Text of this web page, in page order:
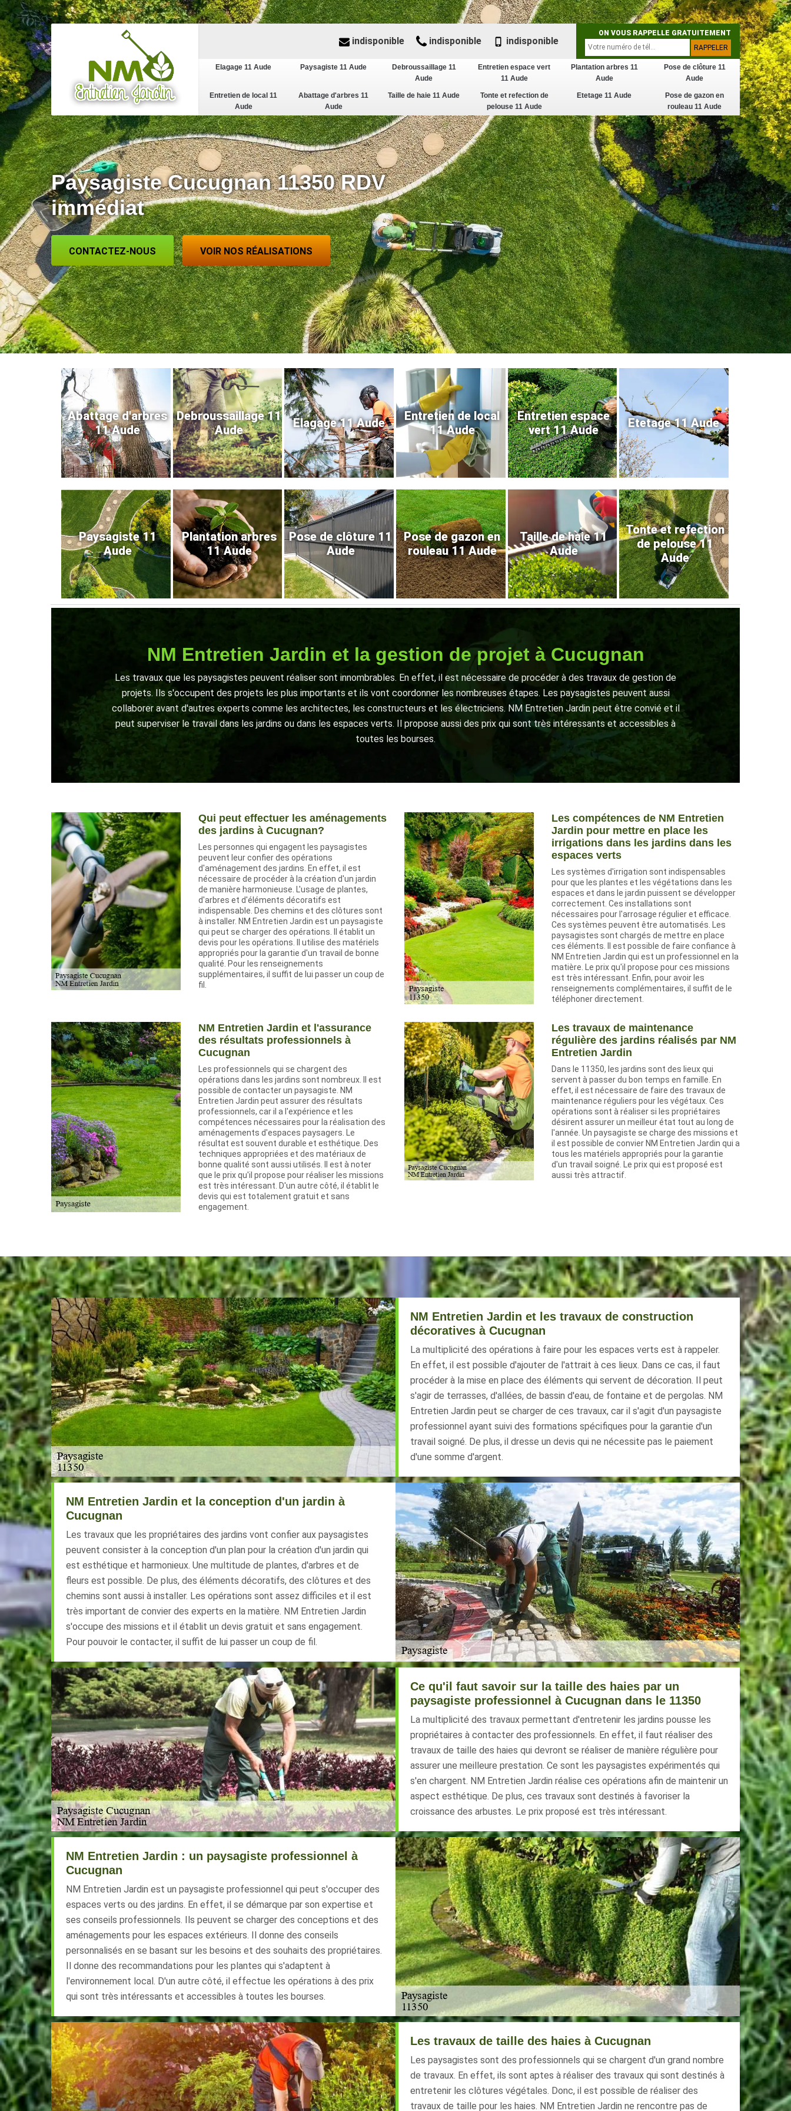
Elagage 11 Aude Paysagiste 11 Aude
Debroussaillage 11
Aude
Entretien espace vert
11 Aude
Plantation arbres 11
Aude
Pose de clôture 11
Aude
Entretien de local 11
Aude
Abattage d'arbres 11
Aude
Taille de haie 11 Aude
Tonte et refection de
pelouse 11 Aude
Etetage 11 Aude
Pose de gazon en
rouleau 11 Aude
indisponible indisponible indisponible
ON VOUS RAPPELLE GRATUITEMENT
Paysagiste Cucugnan 11350 RDV
immédiat
CONTACTEZ-NOUS VOIR NOS RÉALISATIONS
Abattage d'arbres
11 Aude
Debroussaillage 11
Aude
Elagage 11 Aude
Entretien de local
11 Aude
Entretien espace
vert 11 Aude
Etetage 11 Aude
Paysagiste 11
Aude
Plantation arbres
11 Aude
Pose de clôture 11
Aude
Pose de gazon en
rouleau 11 Aude
Taille de haie 11
Aude
Tonte et refection
de pelouse 11
Aude
NM Entretien Jardin et la gestion de projet à Cucugnan
Les travaux que les paysagistes peuvent réaliser sont innombrables. En effet, il est nécessaire de procéder à des travaux de gestion de
projets. Ils s'occupent des projets les plus importants et ils vont coordonner les nombreuses étapes. Les paysagistes peuvent aussi
collaborer avant d'autres experts comme les architectes, les constructeurs et les électriciens. NM Entretien Jardin peut être convié et il
peut superviser le travail dans les jardins ou dans les espaces verts. Il propose aussi des prix qui sont très intéressants et accessibles à
toutes les bourses.
Qui peut effectuer les aménagements
des jardins à Cucugnan?
Les personnes qui engagent les paysagistes
peuvent leur confier des opérations
d'aménagement des jardins. En effet, il est
nécessaire de procéder à la création d'un jardin
de manière harmonieuse. L'usage de plantes,
d'arbres et d'éléments décoratifs est
indispensable. Des chemins et des clôtures sont
à installer. NM Entretien Jardin est un paysagiste
qui peut se charger des opérations. Il établit un
devis pour les opérations. Il utilise des matériels
appropriés pour la garantie d'un travail de bonne
qualité. Pour les renseignements
supplémentaires, il suffit de lui passer un coup de
fil.
Les compétences de NM Entretien
Jardin pour mettre en place les
irrigations dans les jardins dans les
espaces verts
Les systèmes d'irrigation sont indispensables
pour que les plantes et les végétations dans les
espaces et dans le jardin puissent se développer
correctement. Ces installations sont
nécessaires pour l'arrosage régulier et efficace.
Ces systèmes peuvent être automatisés. Les
paysagistes sont chargés de mettre en place
ces éléments. Il est possible de faire confiance à
NM Entretien Jardin qui est un professionnel en la
matière. Le prix qu'il propose pour ces missions
est très intéressant. Enfin, pour avoir les
renseignements complémentaires, il suffit de le
téléphoner directement.
NM Entretien Jardin et l'assurance
des résultats professionnels à
Cucugnan
Les professionnels qui se chargent des
opérations dans les jardins sont nombreux. Il est
possible de contacter un paysagiste. NM
Entretien Jardin peut assurer des résultats
professionnels, car il a l'expérience et les
compétences nécessaires pour la réalisation des
aménagements d'espaces paysagers. Le
résultat est souvent durable et esthétique. Des
techniques appropriées et des matériaux de
bonne qualité sont aussi utilisés. Il est à noter
que le prix qu'il propose pour réaliser les missions
est très intéressant. D'un autre côté, il établit le
devis qui est totalement gratuit et sans
engagement.
Les travaux de maintenance
régulière des jardins réalisés par NM
Entretien Jardin
Dans le 11350, les jardins sont des lieux qui
servent à passer du bon temps en famille. En
effet, il est nécessaire de faire des travaux de
maintenance réguliers pour les végétaux. Ces
opérations sont à réaliser si les propriétaires
désirent assurer un meilleur état tout au long de
l'année. Un paysagiste se charge des missions et
il est possible de convier NM Entretien Jardin qui a
tous les matériels appropriés pour la garantie
d'un travail soigné. Le prix qui est proposé est
aussi très attractif.
NM Entretien Jardin et les travaux de construction
décoratives à Cucugnan
La multiplicité des opérations à faire pour les espaces verts est à rappeler.
En effet, il est possible d'ajouter de l'attrait à ces lieux. Dans ce cas, il faut
procéder à la mise en place des éléments qui servent de décoration. Il peut
s'agir de terrasses, d'allées, de bassin d'eau, de fontaine et de pergolas. NM
Entretien Jardin peut se charger de ces travaux, car il s'agit d'un paysagiste
professionnel ayant suivi des formations spécifiques pour la garantie d'un
travail soigné. De plus, il dresse un devis qui ne nécessite pas le paiement
d'une somme d'argent.
NM Entretien Jardin et la conception d'un jardin à
Cucugnan
Les travaux que les propriétaires des jardins vont confier aux paysagistes
peuvent consister à la conception d'un plan pour la création d'un jardin qui
est esthétique et harmonieux. Une multitude de plantes, d'arbres et de
fleurs est possible. De plus, des éléments décoratifs, des clôtures et des
chemins sont aussi à installer. Les opérations sont assez difficiles et il est
très important de convier des experts en la matière. NM Entretien Jardin
s'occupe des missions et il établit un devis gratuit et sans engagement.
Pour pouvoir le contacter, il suffit de lui passer un coup de fil.
Ce qu'il faut savoir sur la taille des haies par un
paysagiste professionnel à Cucugnan dans le 11350
La multiplicité des travaux permettant d'entretenir les jardins pousse les
propriétaires à contacter des professionnels. En effet, il faut réaliser des
travaux de taille des haies qui devront se réaliser de manière régulière pour
assurer une meilleure prestation. Ce sont les paysagistes expérimentés qui
s'en chargent. NM Entretien Jardin réalise ces opérations afin de maintenir un
aspect esthétique. De plus, ces travaux sont destinés à favoriser la
croissance des arbustes. Le prix proposé est très intéressant.
NM Entretien Jardin : un paysagiste professionnel à
Cucugnan
NM Entretien Jardin est un paysagiste professionnel qui peut s'occuper des
espaces verts ou des jardins. En effet, il se démarque par son expertise et
ses conseils professionnels. Ils peuvent se charger des conceptions et des
aménagements pour les espaces extérieurs. Il donne des conseils
personnalisés en se basant sur les besoins et des souhaits des propriétaires.
Il donne des recommandations pour les plantes qui s'adaptent à
l'environnement local. D'un autre côté, il effectue les opérations à des prix
qui sont très intéressants et accessibles à toutes les bourses.
Les travaux de taille des haies à Cucugnan
Les paysagistes sont des professionnels qui se chargent d'un grand nombre
de travaux. En effet, ils sont aptes à réaliser des travaux qui sont destinés à
entretenir les clôtures végétales. Donc, il est possible de réaliser des
travaux de taille pour les haies. NM Entretien Jardin ne rencontre pas de